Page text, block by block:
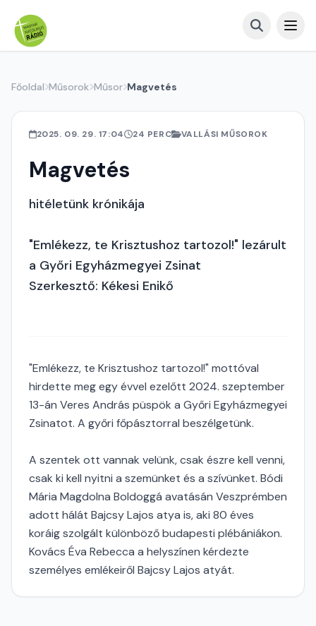
Főoldal Műsorok Műsor Magvetés
2025. 09. 29. 17:04 24 PERC VALLÁSI MŰSOROK
Magvetés
hitéletünk krónikája
"Emlékezz, te Krisztushoz tartozol!" lezárult
a Győri Egyházmegyei Zsinat
Szerkesztő: Kékesi Enikő
"Emlékezz, te Krisztushoz tartozol!" mottóval
hirdette meg egy évvel ezelőtt 2024. szeptember
13-án Veres András püspök a Győri Egyházmegyei
Zsinatot. A győri főpásztorral beszélgetünk.
A szentek ott vannak velünk, csak észre kell venni,
csak ki kell nyitni a szemünket és a szívünket. Bódi
Mária Magdolna Boldoggá avatásán Veszprémben
adott hálát Bajcsy Lajos atya is, aki 80 éves
koráig szolgált különböző budapesti plébániákon.
Kovács Éva Rebecca a helyszínen kérdezte
személyes emlékeiről Bajcsy Lajos atyát.